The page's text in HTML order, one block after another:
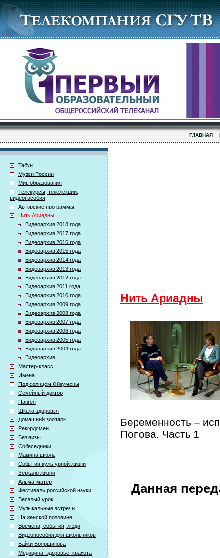
ГЛАВНАЯ
Табун
Музеи России
Мир образования
Телекурсы, телелекции,
видеопособия
Авторские программы
Нить Ариадны
Видеоархив 2018 года
Видеоархив 2017 года
Видеоархив 2016 года
Видеоархив 2015 года
Видеоархив 2014 года
Видеоархив 2013 года
Видеоархив 2012 года
Видеоархив 2011 года
Видеоархив 2010 года
Видеоархив 2009 года
Видеоархив 2008 года
Видеоархив 2007 года
Видеоархив 2006 года
Видеоархив 2005 года
Видеоархив 2004 года
Видеоархив
Мастер-класс!
Имена
Под солнцем Ойкумены
Семейный доктор
Пангея
Школа здоровья
Домашний зоопарк
Рекордсмен
Без визы
Собеседники
Мамина школа
События культурной жизни
Зеркало жизни
Альма-матер
Фестиваль российской науки
Веселый урок
Музыкальные встречи
На женской половине
Времена, события, люди
Видеопособия для школьников
Байки Бояршинова
Медицина. здоровье. красота
Нить Ариадны
Беременность –
Попова. Часть 1
Данная